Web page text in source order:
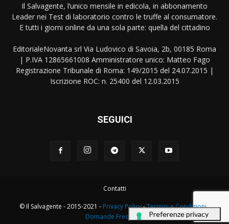
Il Salvagente, l’unico mensile in edicola, in abbonamento
Leader nei Test di laboratorio contro le truffe al consumatore.
E tutti i giorni online da una sola parte: quella del cittadino
EditorialeNovanta srl Via Ludovico di Savoia, 2b, 00185 Roma
| P.IVA 12865661008 Amministratore unico: Matteo Fago
Registrazione Tribunale di Roma: 149/2015 del 24.07.2015 |
Iscrizione ROC: n. 25400 del 12.03.2015
SEGUICI
Contatti
© Il Salvagente - 2015-2021 - Privacy Policy-Termini e Condizioni-
Domande Frequenti